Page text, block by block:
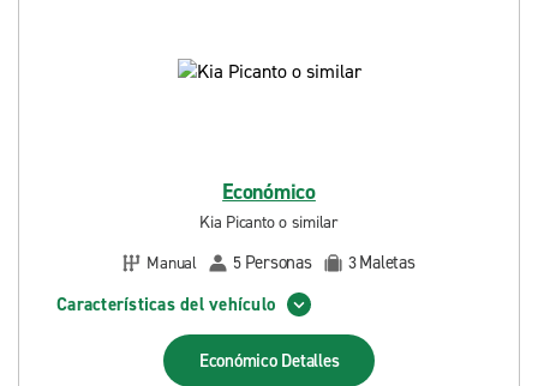
Económico
Kia Picanto o similar
Manual
5 Personas 3Maletas
Características del vehículo
Económico Detalles